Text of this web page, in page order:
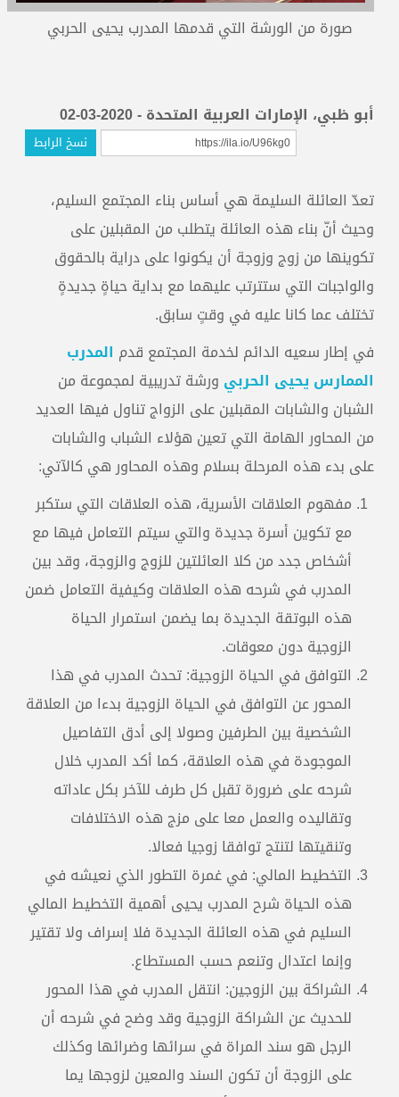
صورة من الورشة التي قدمها المدرب يحيى الحربي
أبو ظبي، الإمارات العربية المتحدة - 2020-03-02
نسخ الرابط
تعدّ العائلة السليمة هي أساس بناء المجتمع السليم،
وحيث أنّ بناء هذه العائلة يتطلب من المقبلين على
تكوينها من زوج وزوجة أن يكونوا على دراية بالحقوق
والواجبات التي ستترتب عليهما مع بداية حياةٍ جديدةٍ
تختلف عما كانا عليه في وقتٍ سابق.
في إطار سعيه الدائم لخدمة المجتمع قدم المدرب
الممارس يحيى الحربي ورشة تدريبية لمجموعة من
الشبان والشابات المقبلين على الزواج تناول فيها العديد
من المحاور الهامة التي تعين هؤلاء الشباب والشابات
على بدء هذه المرحلة بسلام وهذه المحاور هي كالآتي:
مفهوم العلاقات الأسرية، هذه العلاقات التي ستكبر
مع تكوين أسرة جديدة والتي سيتم التعامل فيها مع
أشخاص جدد من كلا العائلتين للزوج والزوجة، وقد بين
المدرب في شرحه هذه العلاقات وكيفية التعامل ضمن
هذه البوتقة الجديدة بما يضمن استمرار الحياة
الزوجية دون معوقات.
التوافق في الحياة الزوجية: تحدث المدرب في هذا
المحور عن التوافق في الحياة الزوجية بدءا من العلاقة
الشخصية بين الطرفين وصولا إلى أدق التفاصيل
الموجودة في هذه العلاقة، كما أكد المدرب خلال
شرحه على ضرورة تقبل كل طرف للآخر بكل عاداته
وتقاليده والعمل معا على مزج هذه الاختلافات
وتنقيتها لتنتج توافقا زوجيا فعالا.
التخطيط المالي: في غمرة التطور الذي نعيشه في
هذه الحياة شرح المدرب يحيى أهمية التخطيط المالي
السليم في هذه العائلة الجديدة فلا إسراف ولا تقتير
وإنما اعتدال وتنعم حسب المستطاع.
الشراكة بين الزوجين: انتقل المدرب في هذا المحور
للحديث عن الشراكة الزوجية وقد وضح في شرحه أن
الرجل هو سند المراة في سرائها وضرائها وكذلك
على الزوجة أن تكون السند والمعين لزوجها يما